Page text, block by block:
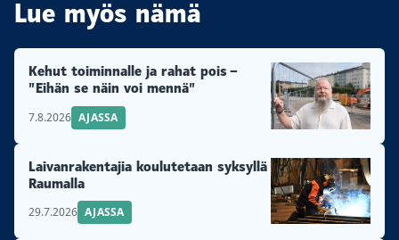
Lue myös nämä
Kehut toiminnalle ja rahat pois –
”Eihän se näin voi mennä”
7.8.2026 AJASSA
Laivanrakentajia koulutetaan syksyllä
Raumalla
29.7.2026 AJASSA